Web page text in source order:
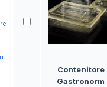
Contenitore
Gastronorm